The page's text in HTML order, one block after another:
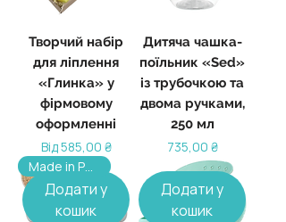
Творчий набір
для ліплення
«Глинка» у
фірмовому
оформленні
Від585,00 ₴
За розпродажем
Дитяча чашка-
поїльник «Sed»
із трубочкою та
двома ручками,
250 мл
Ціна
735,00 ₴
Додати у
кошик
Made in Poland, від 100 шт
Додати у
кошик